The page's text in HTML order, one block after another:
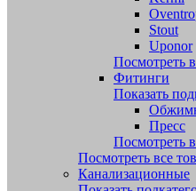
Stout
Uponor
Посмотреть
Фитинги
Показать
Пресс
Посмотреть
Посмотреть все
Канализационные